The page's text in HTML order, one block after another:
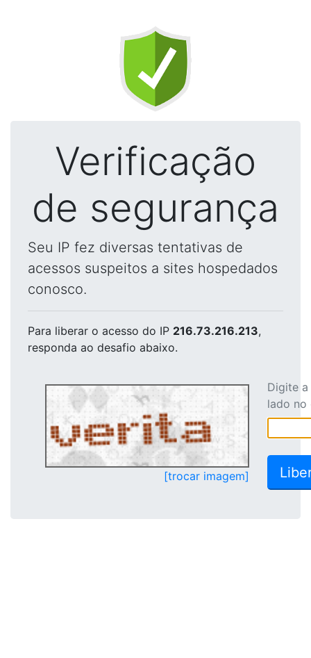
Verificação
de segurança
Seu IP fez diversas tentativas de
acessos suspeitos a sites hospedados
conosco.
Para liberar o acesso do IP 216.73.216.213,
responda ao desafio abaixo.
[trocar imagem]
Digite
lado no